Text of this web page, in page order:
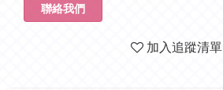
聯絡我們
加入追蹤清單